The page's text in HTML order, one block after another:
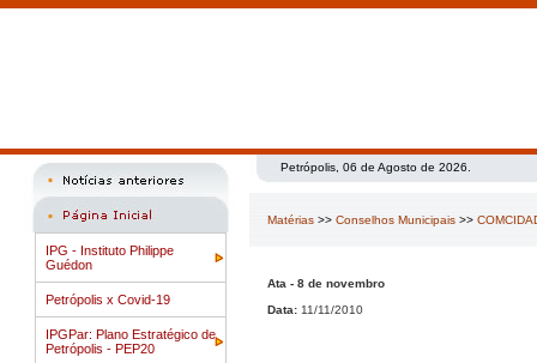
IPG - Instituto Philippe
Guédon
Petrópolis x Covid-19
IPGPar: Plano Estratégico de
Petrópolis - PEP20
Petrópolis, 06 de Agosto de 2026.
Matérias >> Conselhos Municipais >>
Ata - 8 de novembro
Data: 11/11/2010